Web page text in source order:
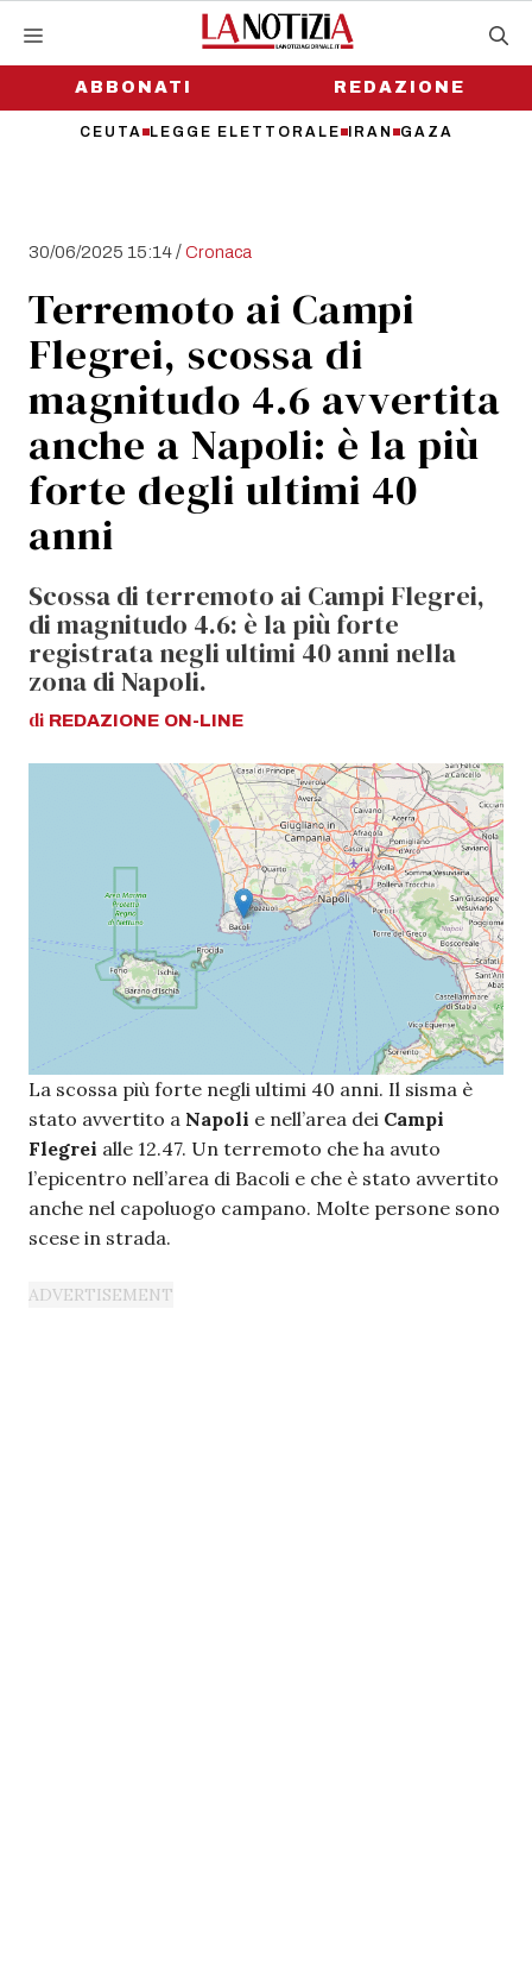
contenutoABBONATI
CEUTA LEGGE ELETTORALE IRAN GAZA
REDAZIONE
30/06/2025 15:14/Cronaca
Terremoto ai Campi
Flegrei, scossa di
magnitudo 4.6 avvertita
anche a Napoli: è la più
forte degli ultimi 40
anni
Scossa di terremoto ai Campi Flegrei,
di magnitudo 4.6: è la più forte
registrata negli ultimi 40 anni nella
zona di Napoli.
di REDAZIONE ON-LINE
La scossa più forte negli ultimi 40 anni. Il sisma è
stato avvertito a Napoli e nell’area dei Campi
Flegrei alle 12.47. Un terremoto che ha avuto
l’epicentro nell’area di Bacoli e che è stato avvertito
anche nel capoluogo campano. Molte persone sono
scese in strada.